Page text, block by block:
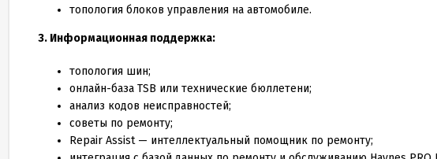
топология блоков управления на автомобиле.
3. Информационная поддержка:
топология шин;
онлайн-база TSB или технические бюллетени;
анализ кодов неисправностей;
советы по ремонту;
Repair Assist — интеллектуальный помощник по ремонту;